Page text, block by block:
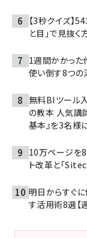
【3秒クイズ】
と目」で見抜く
1週間かかっ
使い倒す8つの
無料BIツール
の教本 人気講
基本』を3名様
10万ページを
ト改革と「
明日からすぐ
す活用術8選【